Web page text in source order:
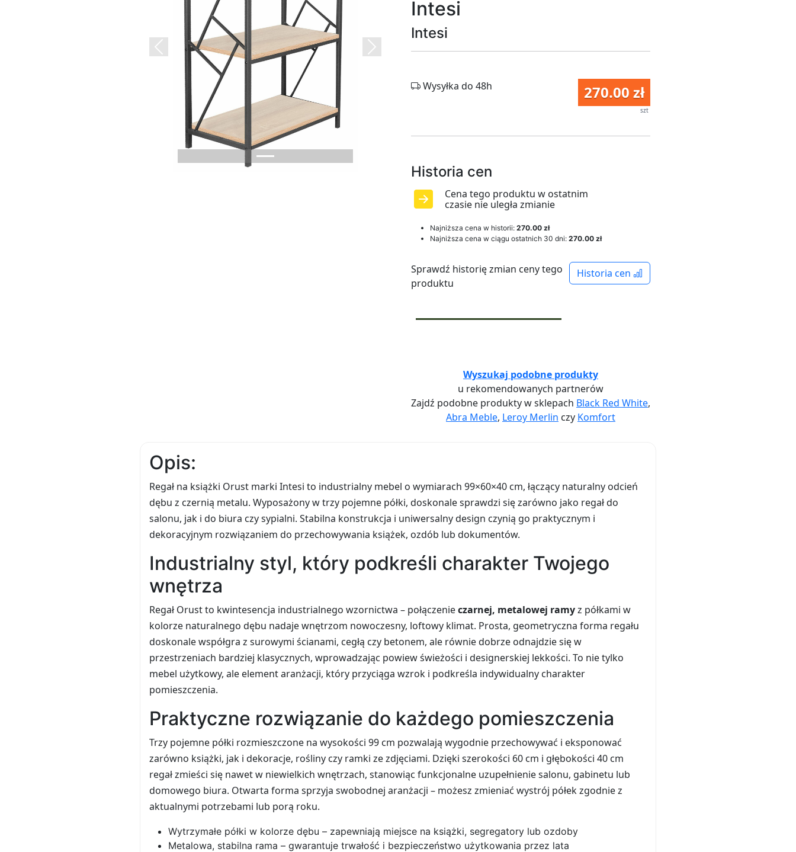
Previous Next
Intesi
Intesi
270.00 zł
szt
Wysyłka do 48h
Historia cen
Cena tego produktu w ostatnim
czasie nie uległa zmianie
Najniższa cena w historii: 270.00 zł
Najniższa cena w ciągu ostatnich 30 dni: 270.00 zł
Historia cen
Sprawdź historię zmian ceny tego
produktu
Wyszukaj podobne produkty
u rekomendowanych partnerów
Zajdź podobne produkty w sklepach Black Red White,
Abra Meble, Leroy Merlin czy Komfort
Opis:
Regał na książki Orust marki Intesi to industrialny mebel o wymiarach 99×60×40 cm, łączący naturalny odcień
dębu z czernią metalu. Wyposażony w trzy pojemne półki, doskonale sprawdzi się zarówno jako regał do
salonu, jak i do biura czy sypialni. Stabilna konstrukcja i uniwersalny design czynią go praktycznym i
dekoracyjnym rozwiązaniem do przechowywania książek, ozdób lub dokumentów.
Industrialny styl, który podkreśli charakter Twojego
wnętrza
Regał Orust to kwintesencja industrialnego wzornictwa – połączenieczarnej, metalowej ramyz półkami w
kolorze naturalnego dębu nadaje wnętrzom nowoczesny, loftowy klimat. Prosta, geometryczna forma regału
doskonale współgra z surowymi ścianami, cegłą czy betonem, ale równie dobrze odnajdzie się w
przestrzeniach bardziej klasycznych, wprowadzając powiew świeżości i designerskiej lekkości. To nie tylko
mebel użytkowy, ale element aranżacji, który przyciąga wzrok i podkreśla indywidualny charakter
pomieszczenia.
Praktyczne rozwiązanie do każdego pomieszczenia
Trzy pojemne półki rozmieszczone na wysokości 99 cm pozwalają wygodnie przechowywać i eksponować
zarówno książki, jak i dekoracje, rośliny czy ramki ze zdjęciami. Dzięki szerokości 60 cm i głębokości 40 cm
regał zmieści się nawet w niewielkich wnętrzach, stanowiąc funkcjonalne uzupełnienie salonu, gabinetu lub
domowego biura. Otwarta forma sprzyja swobodnej aranżacji – możesz zmieniać wystrój półek zgodnie z
aktualnymi potrzebami lub porą roku.
Wytrzymałe półki w kolorze dębu – zapewniają miejsce na książki, segregatory lub ozdoby
Metalowa, stabilna rama – gwarantuje trwałość i bezpieczeństwo użytkowania przez lata